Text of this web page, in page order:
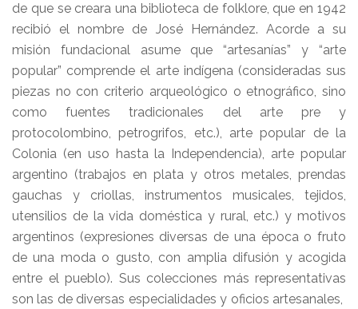
de que se creara una biblioteca de folklore, que en 1942
recibió el nombre de José Hernández. Acorde a su
misión fundacional asume que “artesanías” y “arte
popular” comprende el arte indígena (consideradas sus
piezas no con criterio arqueológico o etnográfico, sino
como fuentes tradicionales del arte pre y
protocolombino, petrogrifos, etc.), arte popular de la
Colonia (en uso hasta la Independencia), arte popular
argentino (trabajos en plata y otros metales, prendas
gauchas y criollas, instrumentos musicales, tejidos,
utensilios de la vida doméstica y rural, etc.) y motivos
argentinos (expresiones diversas de una época o fruto
de una moda o gusto, con amplia difusión y acogida
entre el pueblo). Sus colecciones más representativas
son las de diversas especialidades y oficios artesanales,